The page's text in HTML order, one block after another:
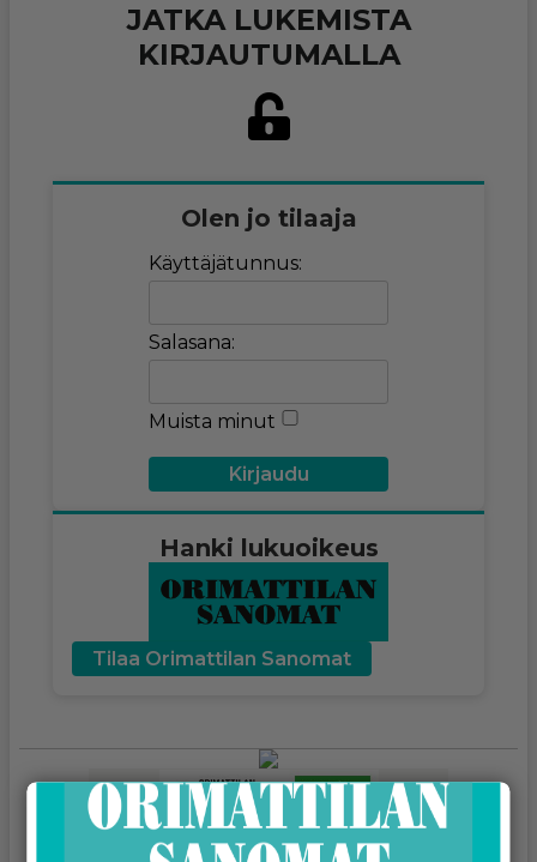
JATKA LUKEMISTA
KIRJAUTUMALLA
Olen jo tilaaja
Käyttäjätunnus:
Salasana:
Muista minut
Hanki lukuoikeus
Tilaa Orimattilan Sanomat